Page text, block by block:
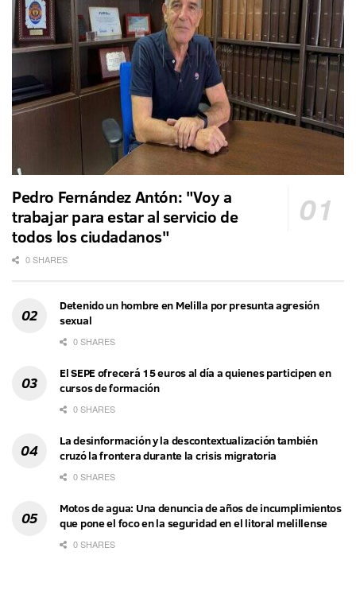
Pedro Fernández Antón: "Voy a
trabajar para estar al servicio de
todos los ciudadanos"
0 SHARES
Detenido un hombre en Melilla por presunta agresión
sexual
0 SHARES
El SEPE ofrecerá 15 euros al día a quienes participen en
cursos de formación
0 SHARES
La desinformación y la descontextualización también
cruzó la frontera durante la crisis migratoria
0 SHARES
Motos de agua: Una denuncia de años de incumplimientos
que pone el foco en la seguridad en el litoral melillense
0 SHARES